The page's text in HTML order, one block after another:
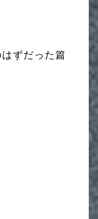
はずだった篇